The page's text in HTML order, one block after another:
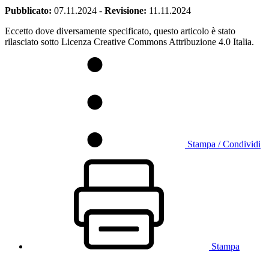
Pubblicato: 07.11.2024 - Revisione: 11.11.2024
Eccetto dove diversamente specificato, questo articolo è stato
rilasciato sotto Licenza Creative Commons Attribuzione 4.0 Italia.
Stampa / Condividi
Stampa